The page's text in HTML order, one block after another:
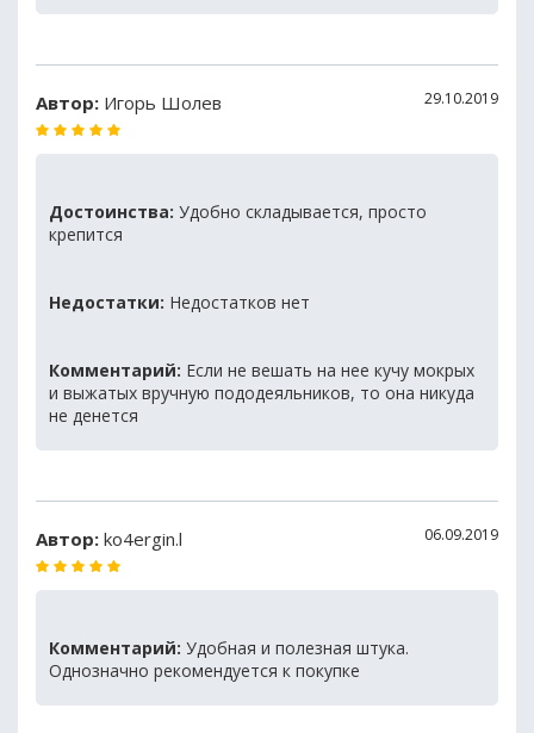
Автор: Игорь Шолев 29.10.2019
Достоинства: Удобно складывается, просто
крепится
Недостатки: Недостатков нет
Комментарий: Если не вешать на нее кучу мокрых
и выжатых вручную пододеяльников, то она никуда
не денется
Автор: ko4ergin.l 06.09.2019
Комментарий: Удобная и полезная штука.
Однозначно рекомендуется к покупке